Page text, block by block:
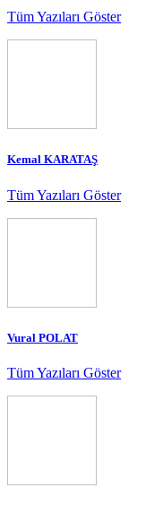
Tüm Yazıları Göster
Kemal KARATAŞ
Tüm Yazıları Göster
Vural POLAT
Tüm Yazıları Göster